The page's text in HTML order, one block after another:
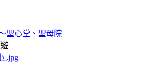
聖心堂、聖母院